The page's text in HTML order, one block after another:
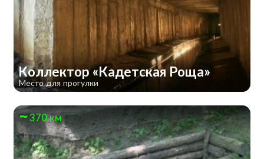
Коллектор «Кадетская Роща»
Место для прогулки
370 км